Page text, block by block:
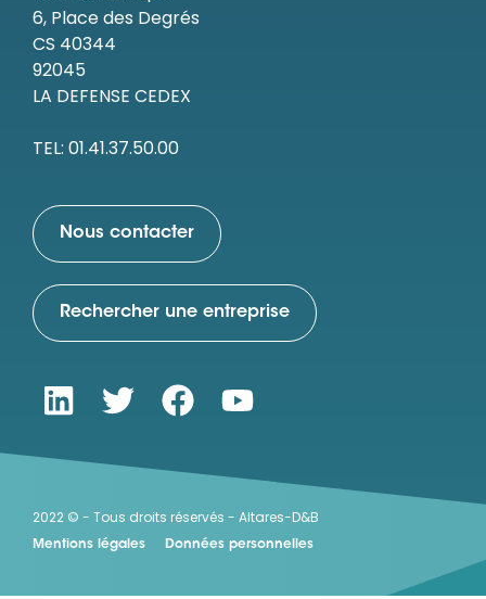
6, Place des Degrés
CS 40344
92045
LA DEFENSE CEDEX
TEL: 01.41.37.50.00
Nous contacter
Rechercher une entreprise
2022 © - Tous droits réservés - Altares-D&B
Mentions légales Données personnelles